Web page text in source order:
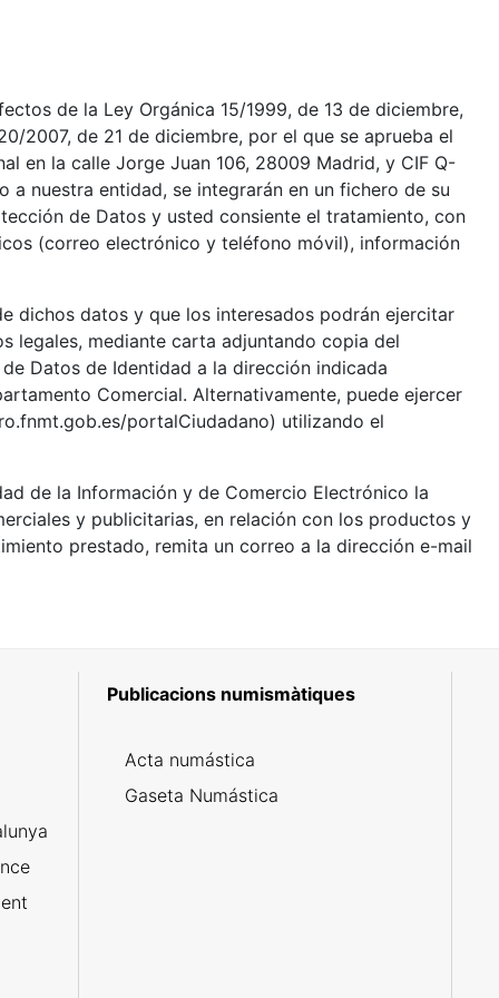
de la Ley Orgánica 15/1999, de 13 de diciembre,
2007, de 21 de diciembre, por el que se aprueba el
en la calle Jorge Juan 106, 28009 Madrid, y CIF Q-
nuestra entidad, se integrarán en un fichero de su
de Datos y usted consiente el tratamiento, con
(correo electrónico y teléfono móvil), información
dichos datos y que los interesados podrán ejercitar
legales, mediante carta adjuntando copia del
Datos de Identidad a la dirección indicada
Comercial. Alternativamente, puede ejercer
portalCiudadano) utilizando el
de la Información y de Comercio Electrónico la
y publicitarias, en relación con los productos y
prestado, remita un correo a la dirección e-mail
Publicacions numismàtiques
Acta numástica
Gaseta Numástica